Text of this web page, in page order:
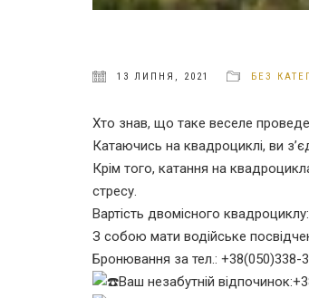
13 ЛИПНЯ, 2021 БЕЗ
Хто знав, що таке веселе
Катаючись на квадроциклі, ви
Крім того, катання на
стресу.
Вартість двомісного
З собою мати водійське
Бронювання за тел.: +38(050)338-
Ваш незабутній